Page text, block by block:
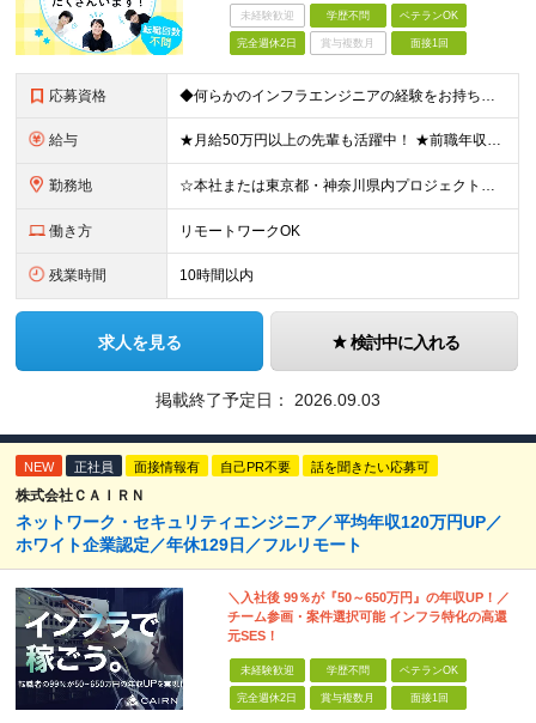
未経験歓迎 学歴不問 ベテランOK
完全週休2日 賞与複数月 面接1回
応募資格 ◆何らかのインフラエンジニアの経験をお持ちの方 ┗設計・構築経験だけではなく、運用・保守経験があるという方も、お気軽にご応募ください！ ┗ブランク・転職回数は不問です！ ┗ネガティブな応募理由も歓迎で
給与 ★月給50万円以上の先輩も活躍中！ ★前職年収から80万円以上UP保証 月給35万円～ ※月給には固定残業代を含む(月20時間分/2万6000円～/超過分別途支給） ※残業がなくても上記支給(基本残
勤務地 ☆本社または東京都・神奈川県内プロジェクト先での勤務となります ☆リモートワークOKの案件も多数あります(応相談) ☆転居を伴う転勤はありません ☆九州地方、北陸地方、北海道からの転職者も多数在籍！/
働き方 リモートワークOK
残業時間 10時間以内
求人を見る 検討中に入れる
掲載終了予定日： 2026.09.03
NEW 正社員 面接情報有 自己PR不要 話を聞きたい応募可
株式会社ＣＡＩＲＮ
ネットワーク・セキュリティエンジニア／平均年収120万円UP／
ホワイト企業認定／年休129日／フルリモート
＼入社後 99％が『50～650万円』の年収UP！／
チーム参画・案件選択可能 インフラ特化の高還
元SES！
未経験歓迎 学歴不問 ベテランOK
完全週休2日 賞与複数月 面接1回